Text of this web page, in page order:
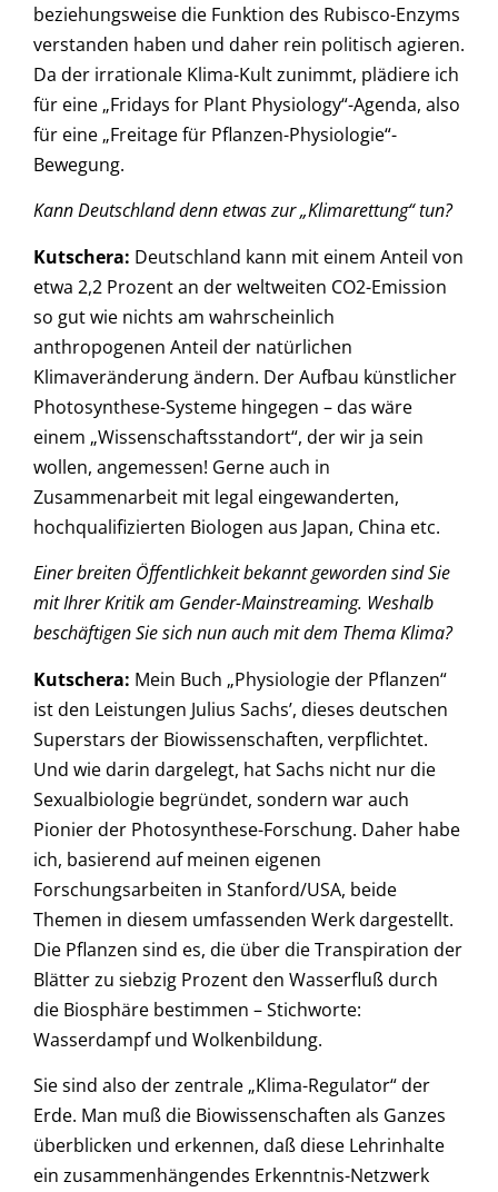
beziehungsweise die Funktion des Rubisco-Enzyms
verstanden haben und daher rein politisch agieren.
Da der irrationale Klima-Kult zunimmt, plädiere ich
für eine „Fridays for Plant Physiology“-Agenda, also
für eine „Freitage für Pflanzen-Physiologie“-
Bewegung.
Kann Deutschland denn etwas zur „Klimarettung“ tun?
Kutschera: Deutschland kann mit einem Anteil von
etwa 2,2 Prozent an der weltweiten CO2-Emission
so gut wie nichts am wahrscheinlich
anthropogenen Anteil der natürlichen
Klimaveränderung ändern. Der Aufbau künstlicher
Photosynthese-Systeme hingegen – das wäre
einem „Wissenschaftsstandort“, der wir ja sein
wollen, angemessen! Gerne auch in
Zusammenarbeit mit legal eingewanderten,
hochqualifizierten Biologen aus Japan, China etc.
Einer breiten Öffentlichkeit bekannt geworden sind Sie
mit Ihrer Kritik am Gender-Mainstreaming. Weshalb
beschäftigen Sie sich nun auch mit dem Thema Klima?
Kutschera: Mein Buch „Physiologie der Pflanzen“
ist den Leistungen Julius Sachs’, dieses deutschen
Superstars der Biowissenschaften, verpflichtet.
Und wie darin dargelegt, hat Sachs nicht nur die
Sexualbiologie begründet, sondern war auch
Pionier der Photosynthese-Forschung. Daher habe
ich, basierend auf meinen eigenen
Forschungsarbeiten in Stanford/USA, beide
Themen in diesem umfassenden Werk dargestellt.
Die Pflanzen sind es, die über die Transpiration der
Blätter zu siebzig Prozent den Wasserfluß durch
die Biosphäre bestimmen – Stichworte:
Wasserdampf und Wolkenbildung.
Sie sind also der zentrale „Klima-Regulator“ der
Erde. Man muß die Biowissenschaften als Ganzes
überblicken und erkennen, daß diese Lehrinhalte
ein zusammenhängendes Erkenntnis-Netzwerk